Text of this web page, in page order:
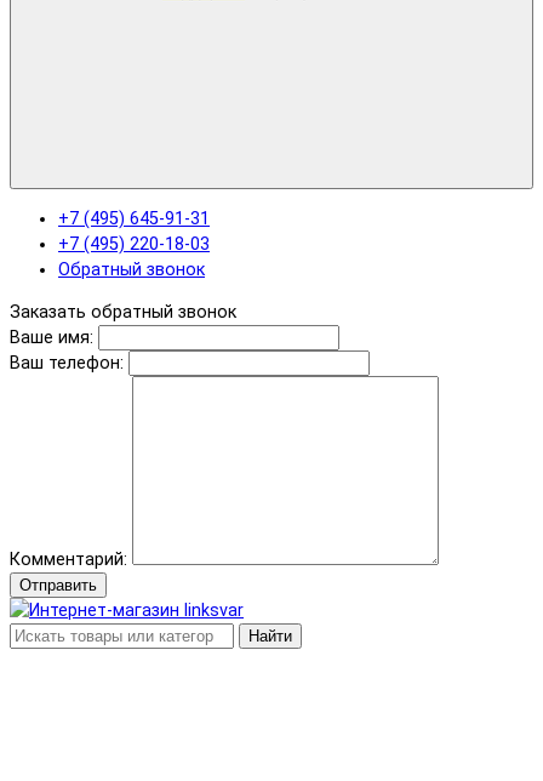
+7 (495) 645-91-31
+7 (495) 220-18-03
Обратный звонок
Заказать обратный звонок
Ваше имя:
Ваш телефон:
Комментарий:
Отправить
Найти